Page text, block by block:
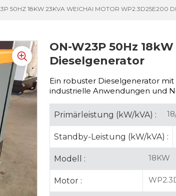
50HZ 18KW 23KVA WEICHAI MOTOR WP2.3D25E200
ON-W23P 50Hz
Dieselgenerator
Ein robuster Dieselgenerator
industrielle Anwendungen und
Primärleistung (kW/kVA) :
Standby-Leistung (kW/kVA) :
Modell : 18KW
Motor :